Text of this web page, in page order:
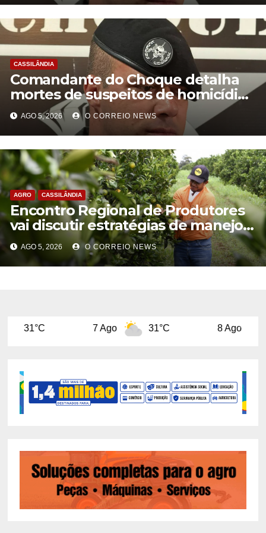
CASSILÂNDIA
Comandante do Choque detalha
mortes de suspeitos de homicídio
em Cassilândia
AGO 5, 2026 O CORREIO NEWS
AGRO CASSILÂNDIA
Encontro Regional de Produtores
vai discutir estratégias de manejo
do greening em Cassilândia
AGO 5, 2026 O CORREIO NEWS
7 Ago 31°C 8 Ago 31°C